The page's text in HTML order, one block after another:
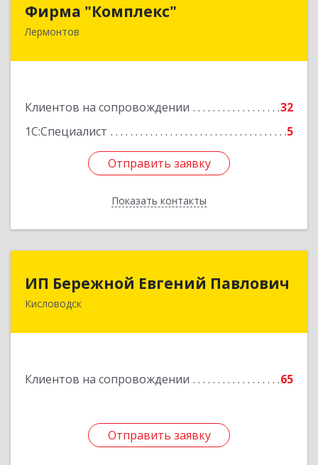
Фирма "Комплекс"
Лермонтов
Клиентов на сопровождении
32
1С:Специалист
5
Отправить заявку
Показать контакты
357348, Ставропольский край, Лермонтов г,
Отправить заявку
Назад
ИП Бережной Евгений Павлович
Кисловодск
Клиентов на сопровождении 65
Отправить заявку
ИП Бережной Евгений Павлович
357748, Ставропольский край, Кисловодск г,
Отправить заявку